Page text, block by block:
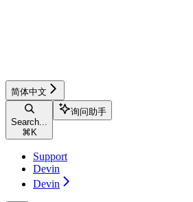
简体中文
Search...
⌘ K
询问助手
Support
Devin
Devin